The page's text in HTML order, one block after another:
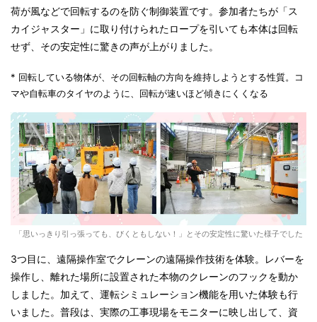
荷が風などで回転するのを防ぐ制御装置です。参加者たちが「ス
カイジャスター」に取り付けられたロープを引いても本体は回転
せず、その安定性に驚きの声が上がりました。
* 回転している物体が、その回転軸の方向を維持しようとする性質。コ
マや自転車のタイヤのように、回転が速いほど傾きにくくなる
「思いっきり引っ張っても、びくともしない！」とその安定性に驚いた様子でした
3つ目に、遠隔操作室でクレーンの遠隔操作技術を体験。レバーを
操作し、離れた場所に設置された本物のクレーンのフックを動か
しました。加えて、運転シミュレーション機能を用いた体験も行
いました。普段は、実際の工事現場をモニターに映し出して、資